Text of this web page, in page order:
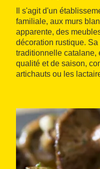
Il s'agit d'un
familiale, aux murs
apparente, des
décoration rustique.
traditionnelle catalane,
qualité et de saison,
artichauts ou les